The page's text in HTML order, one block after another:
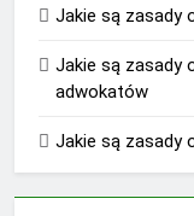
Jakie są zasady
Jakie są zasady
adwokatów
Jakie są zasady